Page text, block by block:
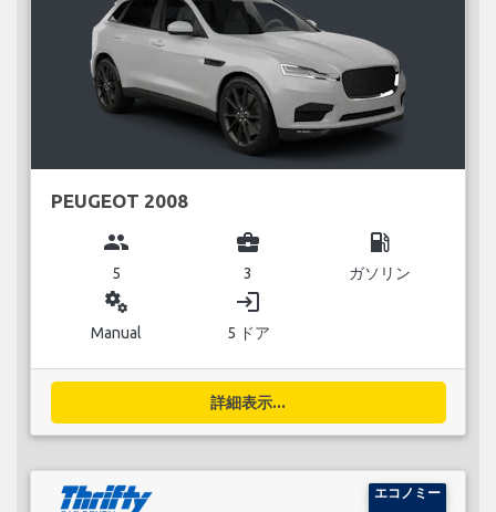
PEUGEOT 2008
group
5
business_center
3
local_gas_station
ガソリン
miscellaneous_services
Manual
login
5 ドア
詳細表示...
エコノミー